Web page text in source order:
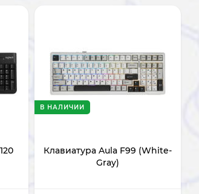
Клавиатура Aula F99 (White-
Gray)
В НАЛИЧИИ